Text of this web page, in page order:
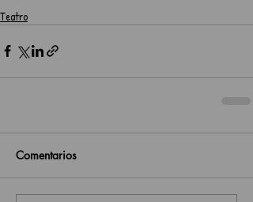
Teatro
Comentarios